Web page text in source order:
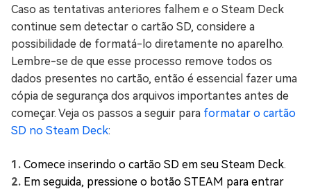
Caso as tentativas anteriores falhem e o Steam Deck
continue sem detectar o cartão SD, considere a
possibilidade de formatá-lo diretamente no aparelho.
Lembre-se de que esse processo remove todos os
dados presentes no cartão, então é essencial fazer uma
cópia de segurança dos arquivos importantes antes de
começar. Veja os passos a seguir para formatar o cartão
SD no Steam Deck:
Comece inserindo o cartão SD em seu Steam Deck.
Em seguida, pressione o botão STEAM para entrar